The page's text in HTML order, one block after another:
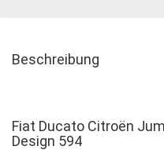
Beschreibung
Fiat Ducato Citroën
Design 594